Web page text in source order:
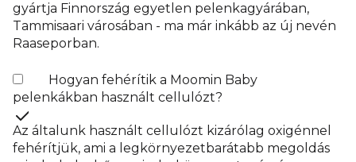
gyártja Finnország egyetlen pelenkagyárában,
Tammisaari városában - ma már inkább az új nevén
Raaseporban.
Hogyan fehérítik a Moomin Baby
pelenkákban használt cellulózt?
Az általunk használt cellulózt kizárólag oxigénnel
fehérítjük, ami a legkörnyezetbarátabb megoldás